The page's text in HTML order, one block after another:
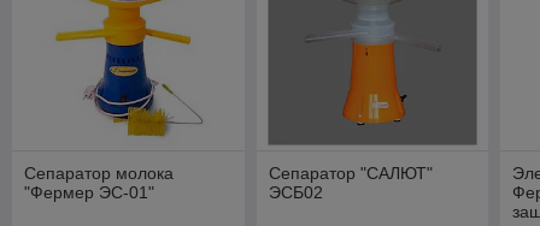
Сепаратор молока
"Фермер ЭС-01"
Сепаратор "САЛЮТ"
ЭСБ02